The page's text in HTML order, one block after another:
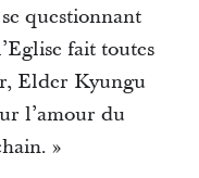
questionnant
fait toutes
Elder Kyungu
l’amour du
»